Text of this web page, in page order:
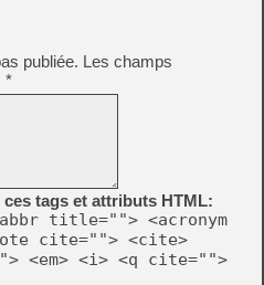
publiée. Les champs
*
tags et attributs HTML:
title=""> <acronym
cite=""> <cite>
<em> <i> <q cite="">